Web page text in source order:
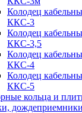
Колодец
ККС-3
Колодец
ККС-3,5
Колодец
ККС-4
Колодец
ККС-5
кольца и